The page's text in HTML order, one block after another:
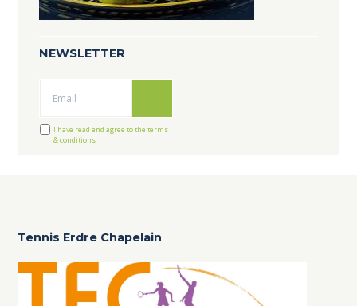
NEWSLETTER
I have read and agree to the terms
& conditions
Tennis Erdre Chapelain